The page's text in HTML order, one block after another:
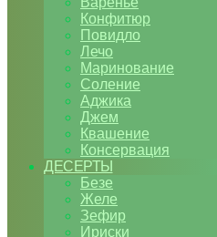
Конфитюр
Повидло
Лечо
Маринование
Соление
Аджика
Джем
Квашение
Консервация
ДЕСЕРТЫ
Безе
Желе
Зефир
Ириски